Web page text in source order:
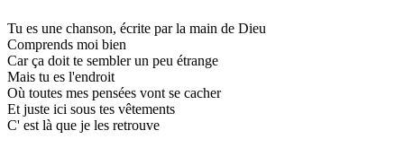
Tu es une chanson, écrite par la main de Dieu
Comprends moi bien
Car ça doit te sembler un peu étrange
Mais tu es l'endroit
Où toutes mes pensées vont se cacher
Et juste ici sous tes vêtements
C' est là que je les retrouve